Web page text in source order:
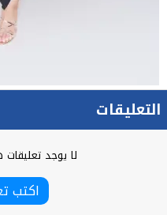
التعليقات
لا يوجد
اكتب